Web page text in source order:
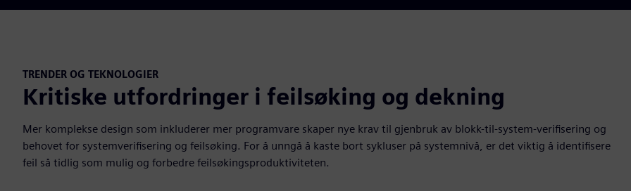
TRENDER OG TEKNOLOGIER
Kritiske utfordringer i feilsøking og dekning
Mer komplekse design som inkluderer mer programvare skaper nye krav til gjenbruk av blokk-til-system-verifisering og
behovet for systemverifisering og feilsøking. For å unngå å kaste bort sykluser på systemnivå, er det viktig å identifisere
feil så tidlig som mulig og forbedre feilsøkingsproduktiviteten.